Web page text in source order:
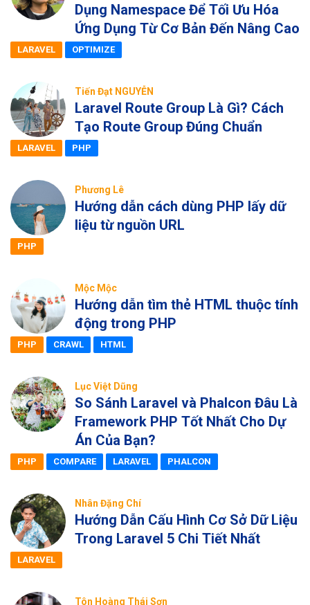
Dụng Namespace Để Tối Ưu Hóa
Ứng Dụng Từ Cơ Bản Đến Nâng Cao
LARAVEL OPTIMIZE
Tiến Đạt NGUYỄN
Laravel Route Group Là Gì? Cách
Tạo Route Group Đúng Chuẩn
LARAVEL PHP
Phương Lê
Hướng dẫn cách dùng PHP lấy dữ
liệu từ nguồn URL
PHP
Mộc Mộc
Hướng dẫn tìm thẻ HTML thuộc tính
động trong PHP
PHP CRAWL HTML
Lục Việt Dũng
So Sánh Laravel và Phalcon Đâu Là
Framework PHP Tốt Nhất Cho Dự
Án Của Bạn?
PHP COMPARE LARAVEL PHALCON
Nhân Đặng Chí
Hướng Dẫn Cấu Hình Cơ Sở Dữ Liệu
Trong Laravel 5 Chi Tiết Nhất
LARAVEL
Tôn Hoàng Thái Sơn